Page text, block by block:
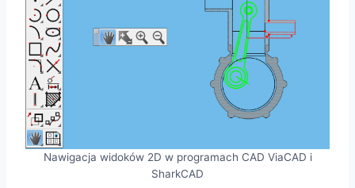
Nawigacja widoków 2D w programach CAD ViaCAD i
SharkCAD